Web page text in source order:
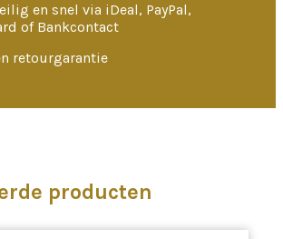
en snel via iDeal, PayPal,
of Bankcontact
retourgarantie
producten